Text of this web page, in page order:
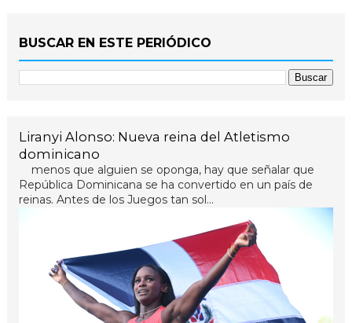
BUSCAR EN ESTE PERIÓDICO
Liranyi Alonso: Nueva reina del Atletismo
dominicano
menos que alguien se oponga, hay que señalar que
República Dominicana se ha convertido en un país de
reinas. Antes de los Juegos tan sol...